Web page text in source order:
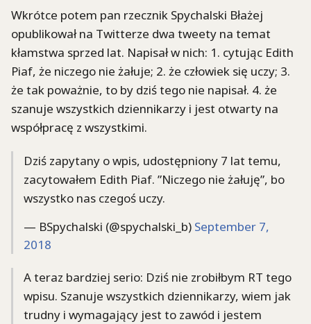
Wkrótce potem pan rzecznik Spychalski Błażej
opublikował na Twitterze dwa tweety na temat
kłamstwa sprzed lat. Napisał w nich: 1. cytując Edith
Piaf, że niczego nie żałuje; 2. że człowiek się uczy; 3.
że tak poważnie, to by dziś tego nie napisał. 4. że
szanuje wszystkich dziennikarzy i jest otwarty na
współpracę z wszystkimi.
Dziś zapytany o wpis, udostępniony 7 lat temu,
zacytowałem Edith Piaf. ”Niczego nie żałuję”, bo
wszystko nas czegoś uczy.
— BSpychalski (@spychalski_b) September 7,
2018
A teraz bardziej serio: Dziś nie zrobiłbym RT tego
wpisu. Szanuje wszystkich dziennikarzy, wiem jak
trudny i wymagający jest to zawód i jestem